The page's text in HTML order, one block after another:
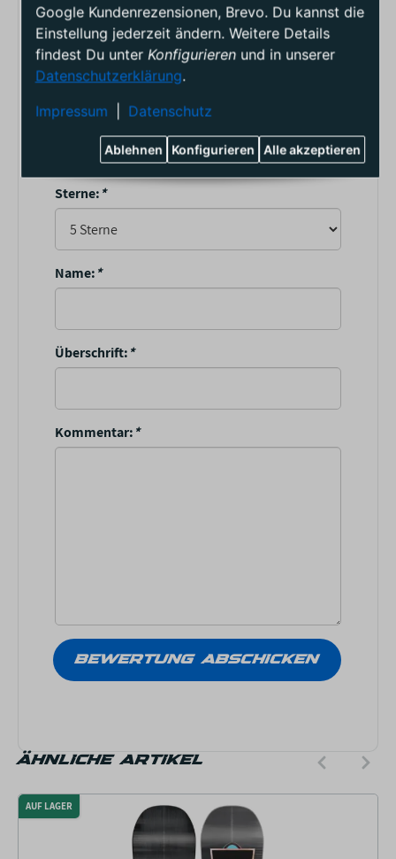
2026
(0) 0
Gib deine erste Bewertung für diesen Artikel ab
und hilf Anderen bei der Kaufentscheidung
Artikelbewertung
Sterne:*
Name:*
Überschrift:*
Kommentar:*
ÄHNLICHE ARTIKEL
AUF LAGER
Google Kundenrezensionen, Brevo. Du kannst die
Einstellung jederzeit ändern. Weitere Details
findest Du unter Konfigurierenund in unserer
Datenschutzerklärung.
Impressum
Datenschutz
Alle akzeptieren
Konfigurieren
Ablehnen